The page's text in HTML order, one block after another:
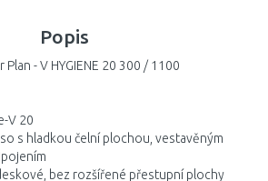
Popis
- V HYGIENE 20 300 / 1100
V 20
s hladkou čelní plochou, vestavěným
bez rozšířené přestupní plochy